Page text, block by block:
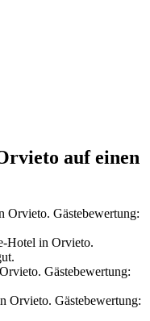
auf einen
Gästebewertung:
Hotel in Orvieto.
Gästebewertung:
Gästebewertung: